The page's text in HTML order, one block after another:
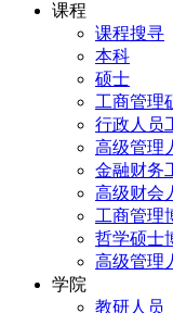
课程
课程搜寻
本科
硕士
工商管理
行政人员
高级管理
金融财务
高级财会
工商管理
哲学硕士
高级管理
学院
教研人员